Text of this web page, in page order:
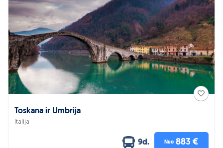
Toskana ir Umbrija
Italija
9d. Nuo 883 €